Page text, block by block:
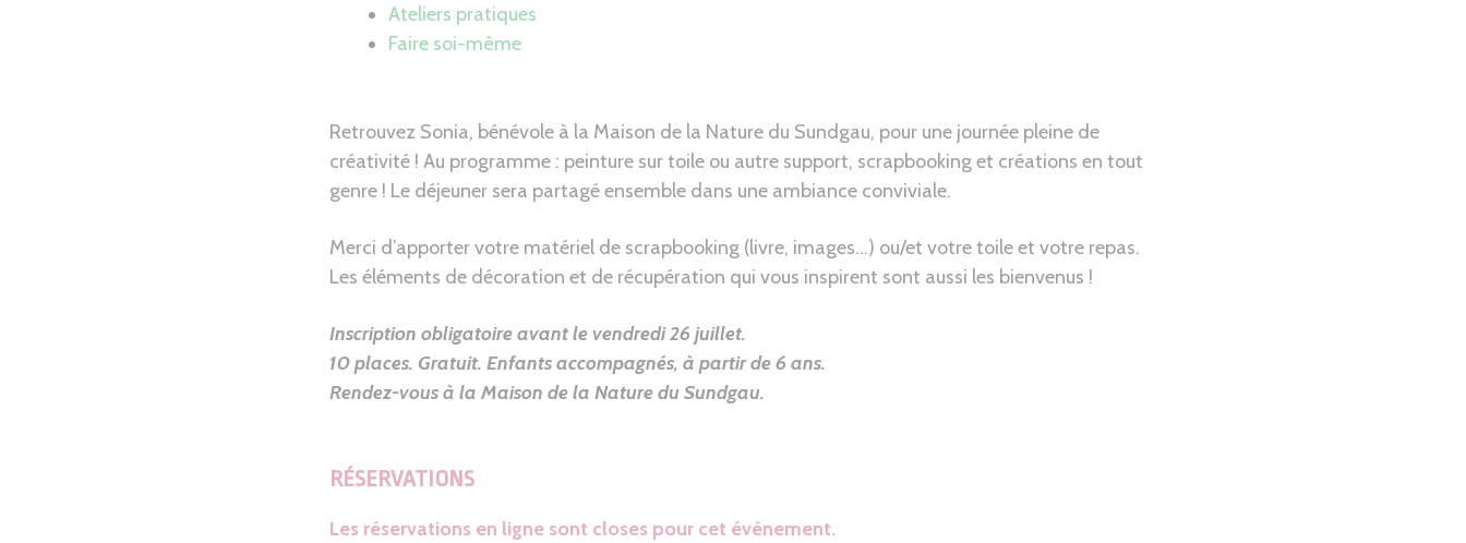
Ateliers pratiques
Faire soi-même
Retrouvez Sonia, bénévole à la Maison de la Nature du Sundgau, pour une journée pleine de
créativité ! Au programme : peinture sur toile ou autre support, scrapbooking et créations en tout
genre ! Le déjeuner sera partagé ensemble dans une ambiance conviviale.
Merci d’apporter votre matériel de scrapbooking (livre, images…) ou/et votre toile et votre repas.
Les éléments de décoration et de récupération qui vous inspirent sont aussi les bienvenus !
Inscription obligatoire avant le vendredi 26 juillet.
10 places. Gratuit. Enfants accompagnés, à partir de 6 ans.
Rendez-vous à la Maison de la Nature du Sundgau.
RÉSERVATIONS
Les réservations en ligne sont closes pour cet événement.